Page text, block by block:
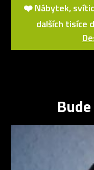
❤️ Nábytek,
dalších tisíce